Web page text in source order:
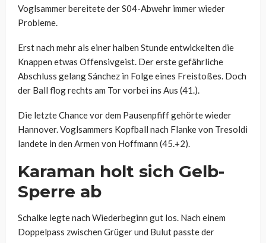
Voglsammer bereitete der S04-Abwehr immer wieder
Probleme.
Erst nach mehr als einer halben Stunde entwickelten die
Knappen etwas Offensivgeist. Der erste gefährliche
Abschluss gelang Sánchez in Folge eines Freistoßes. Doch
der Ball flog rechts am Tor vorbei ins Aus (41.).
Die letzte Chance vor dem Pausenpfiff gehörte wieder
Hannover. Voglsammers Kopfball nach Flanke von Tresoldi
landete in den Armen von Hoffmann (45.+2).
Karaman holt sich Gelb-
Sperre ab
Schalke legte nach Wiederbeginn gut los. Nach einem
Doppelpass zwischen Grüger und Bulut passte der